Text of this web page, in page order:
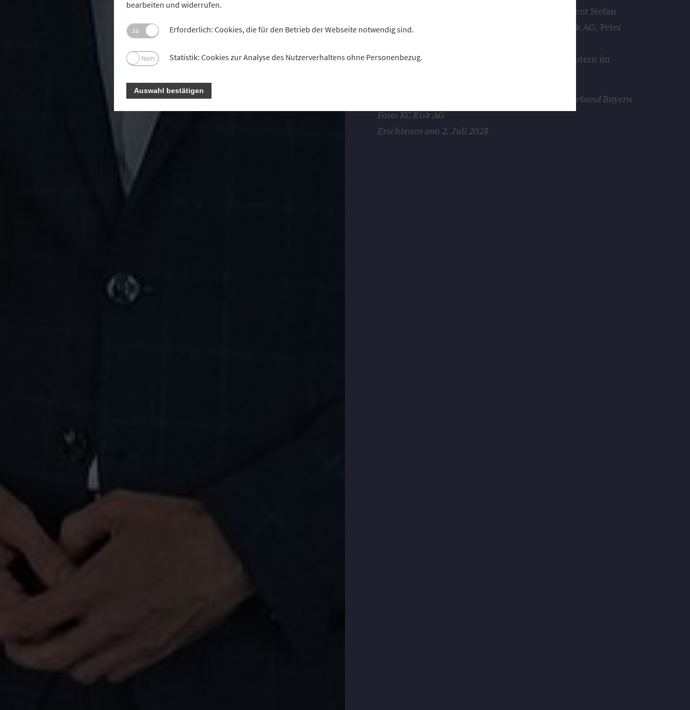
Kooperation mit der KC Risk AG ein. GVB-Präsident Stefan
Müller und der Vorstandsvorsitzende der KC Risk AG, Peter
Aufsichtsratschef Dirk Helmbrecht, rechts), erläutern im
Interview: Burkhard Rüdiger, Genossenschaftsverband Bayern
Foto: KC Risk AG
Erschienen am: 2. Juli 2025
bearbeiten und widerrufen.
Ja Erforderlich: Cookies, die für den Betrieb der Webseite notwendig sind.
Nein Statistik: Cookies zur Analyse des Nutzerverhaltens ohne Personenbezug.
Auswahl bestätigen